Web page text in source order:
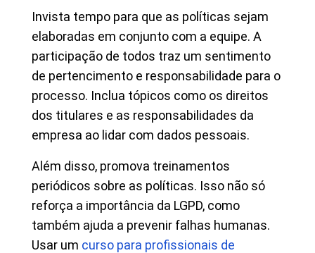
Invista tempo para que as políticas sejam
elaboradas em conjunto com a equipe. A
participação de todos traz um sentimento
de pertencimento e responsabilidade para o
processo. Inclua tópicos como os direitos
dos titulares e as responsabilidades da
empresa ao lidar com dados pessoais.
Além disso, promova treinamentos
periódicos sobre as políticas. Isso não só
reforça a importância da LGPD, como
também ajuda a prevenir falhas humanas.
Usar um curso para profissionais de